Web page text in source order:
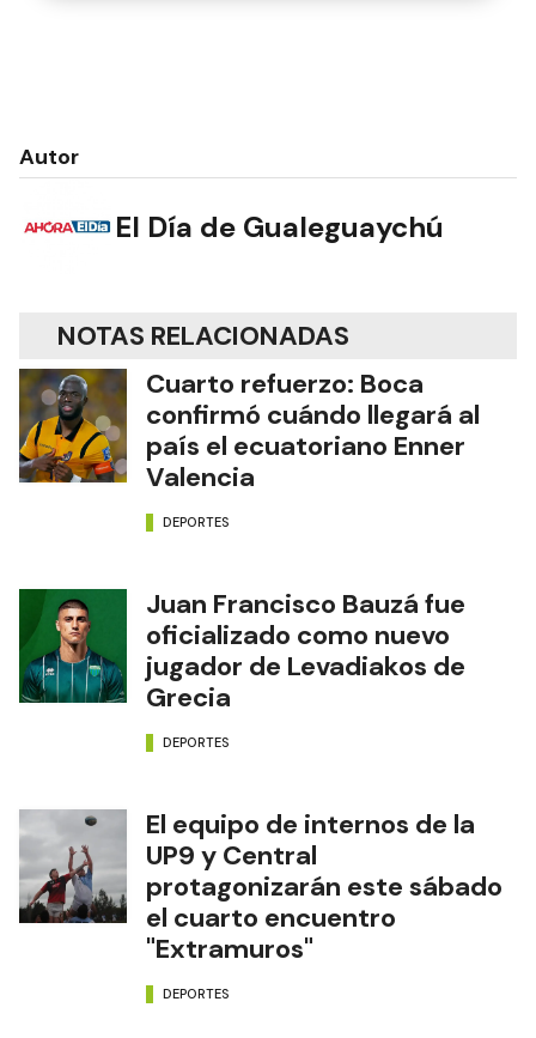
Autor
El Día de Gualeguaychú
NOTAS RELACIONADAS
Cuarto refuerzo: Boca
confirmó cuándo llegará al
país el ecuatoriano Enner
Valencia
DEPORTES
Juan Francisco Bauzá fue
oficializado como nuevo
jugador de Levadiakos de
Grecia
DEPORTES
El equipo de internos de la
UP9 y Central
protagonizarán este sábado
el cuarto encuentro
"Extramuros"
DEPORTES